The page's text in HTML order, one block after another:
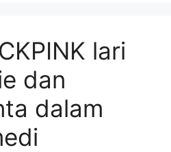
lari
dan
dalam